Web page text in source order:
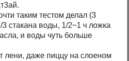
таким тестом делал (3
стакана воды, 1/2~1 ч ложка
и воды чуть больше
лени, даже пиццу на слоеном